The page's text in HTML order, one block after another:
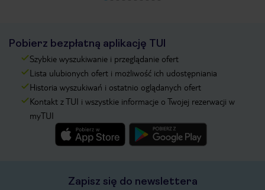
Pobierz bezpłatną aplikację TUI
Szybkie wyszukiwanie i przeglądanie ofert
Lista ulubionych ofert i możliwość ich udostępniania
Historia wyszukiwań i ostatnio oglądanych ofert
Kontakt z TUI i wszystkie informacje o Twojej rezerwacji w
myTUI
Zapisz się do newslettera